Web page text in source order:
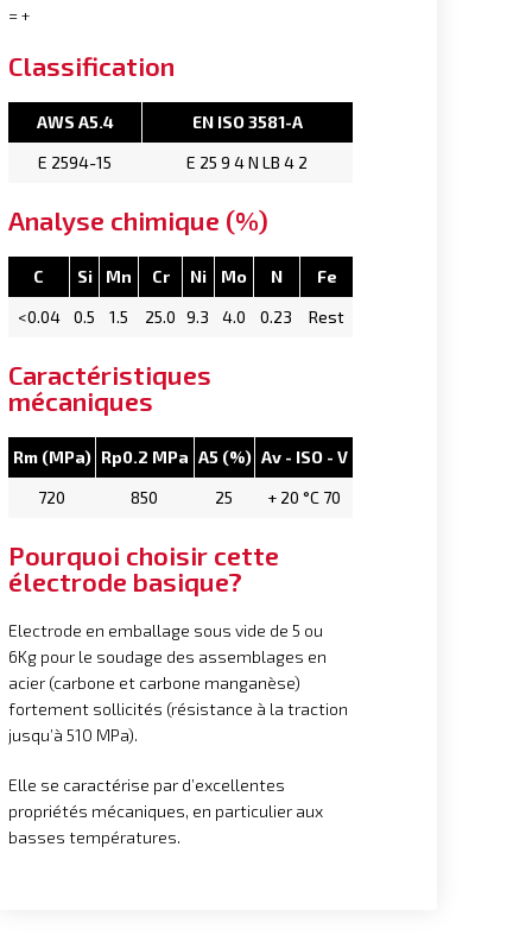
= +
Classification
AWS A5.4
EN ISO 3581-A
E 2594-15
E 25 9 4 N LB 4 2
Analyse chimique (%)
C Si Mn Cr Ni Mo N
Fe
<0.04
0.5 1.5 25.0 9.3 4.0 0.23 Rest
Caractéristiques
mécaniques
Rm (MPa) Rp0.2 MPa A5 (%) Av - ISO - V
720
850 25 + 20 °C 70
Pourquoi choisir cette
électrode basique?
Electrode en emballage sous vide de 5 ou
6Kg pour le soudage des assemblages en
acier (carbone et carbone manganèse)
fortement sollicités (résistance à la traction
jusqu’à 510 MPa).
Elle se caractérise par d’excellentes
propriétés mécaniques, en particulier aux
basses températures.